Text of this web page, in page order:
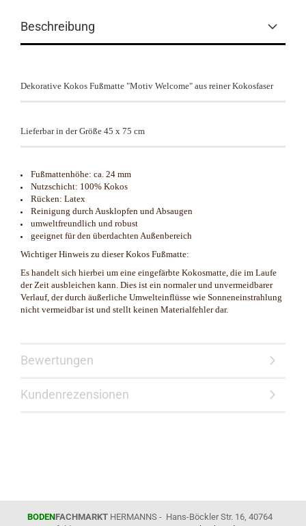
Beschreibung
Dekorative Kokos Fußmatte "Motiv Welcome" aus reiner Kokosfaser
Lieferbar in der Größe 45 x 75 cm
Fußmattenhöhe: ca. 24 mm
Nutzschicht: 100% Kokos
Rücken: Latex
Reinigung durch Ausklopfen und Absaugen
umweltfreundlich und robust
geeignet für den überdachten Außenbereich
Wichtiger Hinweis zu dieser Kokos Fußmatte:
Es handelt sich hierbei um eine eingefärbte Kokosmatte, die im Laufe
der Zeit ausbleichen kann. Dies ist ein normaler und unvermeidbarer
Verlauf, der durch äußerliche Umwelteinflüsse wie Sonneneinstrahlung
nicht vermeidbar ist und stellt keinen Materialfehler dar.
Bewertungen
Kundenrezensionen
BODENFACHMARKT HERMANNS - Hans-Böckler Str. 16, 40764